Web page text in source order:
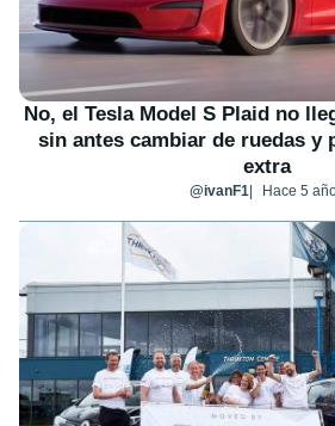
No, el Tesla Model S Plaid no
sin antes cambiar de ruedas y
extra
@ivanF1 Hace 5